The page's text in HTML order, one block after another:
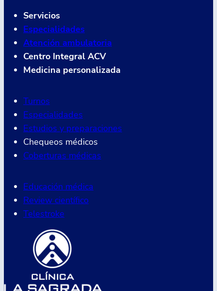
Servicios
Especialidades
Atención ambulatoria
Centro Integral ACV
Medicina personalizada
Turnos
Especialidades
Estudios y preparaciones
Chequeos médicos
Coberturas médicas
Educación médica
Review científico
Telestroke